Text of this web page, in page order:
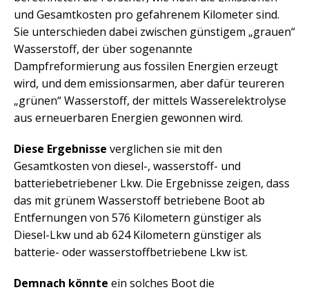
und Gesamtkosten pro gefahrenem Kilometer sind.
Sie unterschieden dabei zwischen günstigem „grauen“
Wasserstoff, der über sogenannte
Dampfreformierung aus fossilen Energien erzeugt
wird, und dem emissionsarmen, aber dafür teureren
„grünen“ Wasserstoff, der mittels Wasserelektrolyse
aus erneuerbaren Energien gewonnen wird.
Diese Ergebnisse verglichen sie mit den
Gesamtkosten von diesel-, wasserstoff- und
batteriebetriebener Lkw. Die Ergebnisse zeigen, dass
das mit grünem Wasserstoff betriebene Boot ab
Entfernungen von 576 Kilometern günstiger als
Diesel-Lkw und ab 624 Kilometern günstiger als
batterie- oder wasserstoffbetriebene Lkw ist.
Demnach könnte ein solches Boot die